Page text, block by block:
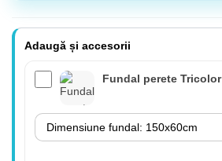
Adaugă și accesorii
Fundal perete